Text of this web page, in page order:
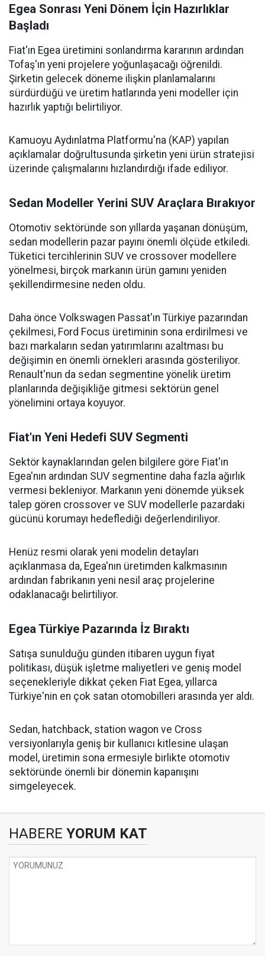
Egea Sonrası Yeni Dönem İçin Hazırlıklar
Başladı
Fiat'ın Egea üretimini sonlandırma kararının ardından
Tofaş'ın yeni projelere yoğunlaşacağı öğrenildi.
Şirketin gelecek döneme ilişkin planlamalarını
sürdürdüğü ve üretim hatlarında yeni modeller için
hazırlık yaptığı belirtiliyor.
Kamuoyu Aydınlatma Platformu'na (KAP) yapılan
açıklamalar doğrultusunda şirketin yeni ürün stratejisi
üzerinde çalışmalarını hızlandırdığı ifade ediliyor.
Sedan Modeller Yerini SUV Araçlara Bırakıyor
Otomotiv sektöründe son yıllarda yaşanan dönüşüm,
sedan modellerin pazar payını önemli ölçüde etkiledi.
Tüketici tercihlerinin SUV ve crossover modellere
yönelmesi, birçok markanın ürün gamını yeniden
şekillendirmesine neden oldu.
Daha önce Volkswagen Passat'ın Türkiye pazarından
çekilmesi, Ford Focus üretiminin sona erdirilmesi ve
bazı markaların sedan yatırımlarını azaltması bu
değişimin en önemli örnekleri arasında gösteriliyor.
Renault'nun da sedan segmentine yönelik üretim
planlarında değişikliğe gitmesi sektörün genel
yönelimini ortaya koyuyor.
Fiat'ın Yeni Hedefi SUV Segmenti
Sektör kaynaklarından gelen bilgilere göre Fiat'ın
Egea'nın ardından SUV segmentine daha fazla ağırlık
vermesi bekleniyor. Markanın yeni dönemde yüksek
talep gören crossover ve SUV modellerle pazardaki
gücünü korumayı hedeflediği değerlendiriliyor.
Henüz resmi olarak yeni modelin detayları
açıklanmasa da, Egea'nın üretimden kalkmasının
ardından fabrikanın yeni nesil araç projelerine
odaklanacağı belirtiliyor.
Egea Türkiye Pazarında İz Bıraktı
Satışa sunulduğu günden itibaren uygun fiyat
politikası, düşük işletme maliyetleri ve geniş model
seçenekleriyle dikkat çeken Fiat Egea, yıllarca
Türkiye'nin en çok satan otomobilleri arasında yer aldı.
Sedan, hatchback, station wagon ve Cross
versiyonlarıyla geniş bir kullanıcı kitlesine ulaşan
model, üretimin sona ermesiyle birlikte otomotiv
sektöründe önemli bir dönemin kapanışını
simgeleyecek.
HABERE YORUM KAT